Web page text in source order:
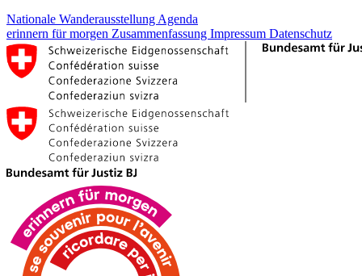
Nationale Wanderausstellung Agenda
erinnern für morgen Zusammenfassung Impressum Datenschutz